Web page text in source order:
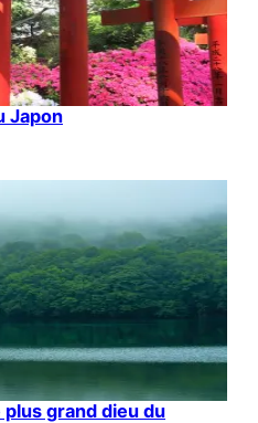
Japon
grand dieu du